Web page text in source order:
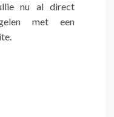
nu al direct
met een